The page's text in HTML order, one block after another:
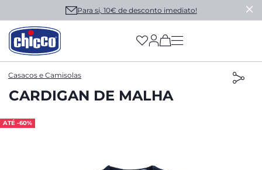
Para si, 10€ de desconto imediato!
(has more options
Casacos e Camisolas
CARDIGAN DE MALHA
ATÉ -60%